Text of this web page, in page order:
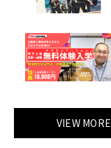
VIEW MORE